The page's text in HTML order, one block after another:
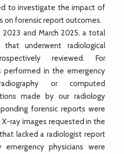
to investigate the impact of
on forensic report outcomes.
2023 and March 2025, a total
underwent radiological
reviewed. For
performed in the emergency
or computed
made by our radiology
forensic reports were
ray images requested in the
lacked a radiologist report
physicians were